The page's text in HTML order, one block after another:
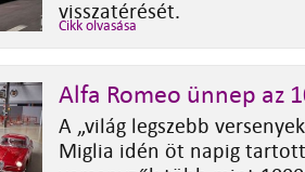
visszatérését.
Cikk olvasása
Alfa Romeo ünnep az
A „világ legszebb
Miglia idén öt napig